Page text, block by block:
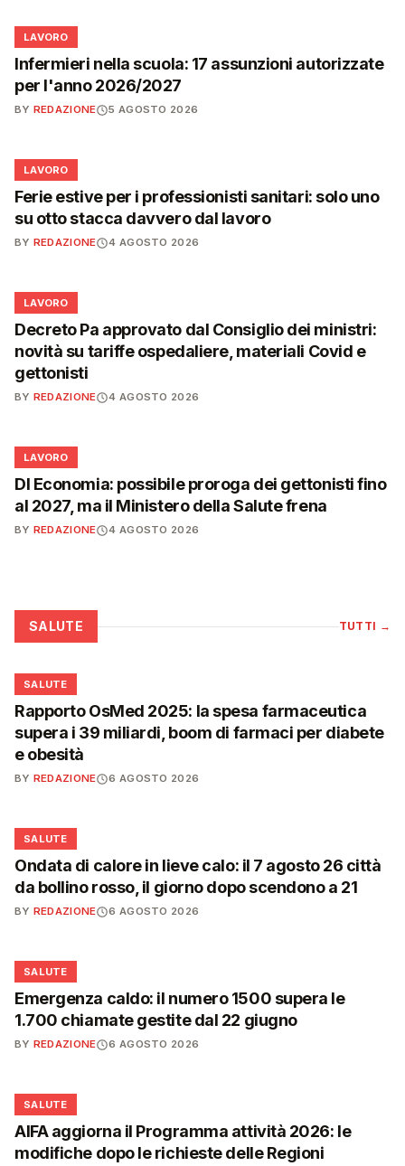
💼
LAVORO
Infermieri nella scuola: 17 assunzioni autorizzate
per l'anno 2026/2027
BY REDAZIONE 5 AGOSTO 2026
💼
LAVORO
Ferie estive per i professionisti sanitari: solo uno
su otto stacca davvero dal lavoro
BY REDAZIONE 4 AGOSTO 2026
💼
LAVORO
Decreto Pa approvato dal Consiglio dei ministri:
novità su tariffe ospedaliere, materiali Covid e
gettonisti
BY REDAZIONE 4 AGOSTO 2026
💼
LAVORO
Dl Economia: possibile proroga dei gettonisti fino
al 2027, ma il Ministero della Salute frena
BY REDAZIONE 4 AGOSTO 2026
SALUTE TUTTI →
❤️
SALUTE
Rapporto OsMed 2025: la spesa farmaceutica
supera i 39 miliardi, boom di farmaci per diabete
e obesità
BY REDAZIONE 6 AGOSTO 2026
❤️
SALUTE
Ondata di calore in lieve calo: il 7 agosto 26 città
da bollino rosso, il giorno dopo scendono a 21
BY REDAZIONE 6 AGOSTO 2026
❤️
SALUTE
Emergenza caldo: il numero 1500 supera le
1.700 chiamate gestite dal 22 giugno
BY REDAZIONE 6 AGOSTO 2026
❤️
SALUTE
AIFA aggiorna il Programma attività 2026: le
modifiche dopo le richieste delle Regioni